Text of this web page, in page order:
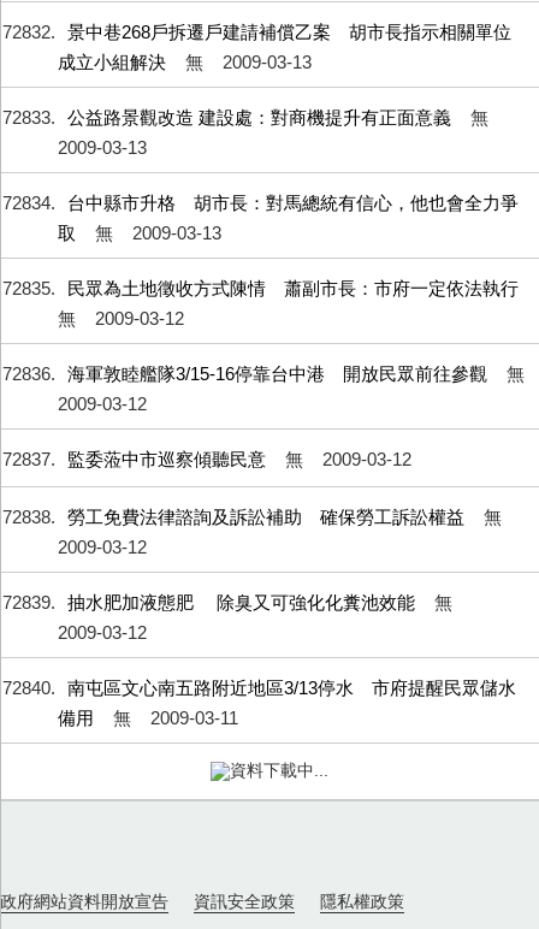
72832
景中巷268戶拆遷戶建請補償乙案 胡市長指示相關單位
成立小組解決
無 2009-03-13
72833 公益路景觀改造 建設處：對商機提升有正面意義
無
2009-03-13
72834
台中縣市升格 胡市長：對馬總統有信心，他也會全力爭
取
無 2009-03-13
72835
民眾為土地徵收方式陳情 蕭副市長：市府一定依法執行
無
2009-03-12
72836 海軍敦睦艦隊3/15-16停靠台中港 開放民眾前往參觀
無
2009-03-12
72837 監委蒞中市巡察傾聽民意 無 2009-03-12
72838 勞工免費法律諮詢及訴訟補助 確保勞工訴訟權益
無
2009-03-12
72839 抽水肥加液態肥 除臭又可強化化糞池效能
無
2009-03-12
72840
南屯區文心南五路附近地區3/13停水 市府提醒民眾儲水
備用
無 2009-03-11
主計處公佈97年人口狀況 人口增加率9.64‰
2009-03-11
無
2009-03-11